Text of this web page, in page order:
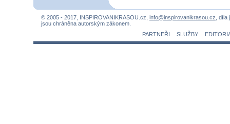
© 2005 - 2017, INSPIROVANIKRASOU.cz, info@inspirovanikrasou.cz ,
jsou chráněna autorským zákonem.
PARTNEŘI
SLUŽBY